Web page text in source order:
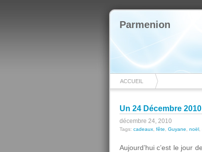
Parmenion
ACCUEIL
Un 24 Décembre
décembre 24, 2010
Tags: cadeaux fête Guyane noël
Aujourd’hui c’est le jour